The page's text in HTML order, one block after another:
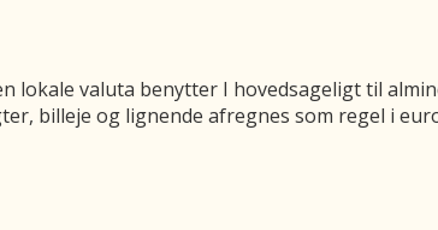
lokale valuta benytter I hovedsageligt til
billeje og lignende afregnes som regel i